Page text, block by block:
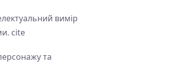
вимір
cite
та